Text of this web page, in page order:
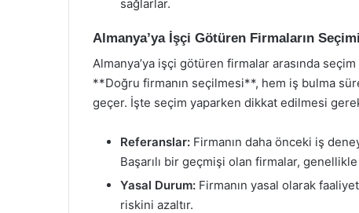
sağlarlar.
Almanya’ya İşçi Götüren Firmaların Seçimi
Almanya’ya işçi götüren firmalar arasında
**Doğru firmanın seçilmesi**, hem iş bulma
geçer. İşte seçim yaparken dikkat edilmesi
Referanslar: Firmanın daha önceki iş
Başarılı bir geçmişi olan firmalar,
Yasal Durum: Firmanın yasal olarak
riskini azaltır.